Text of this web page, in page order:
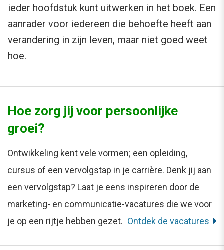
ieder hoofdstuk kunt uitwerken in het boek. Een
aanrader voor iedereen die behoefte heeft aan
verandering in zijn leven, maar niet goed weet
hoe.
Hoe zorg jij voor persoonlijke
groei?
Ontwikkeling kent vele vormen; een opleiding,
cursus of een vervolgstap in je carrière. Denk jij aan
een vervolgstap? Laat je eens inspireren door de
marketing- en communicatie-vacatures die we voor
je op een rijtje hebben gezet. Ontdek de vacatures